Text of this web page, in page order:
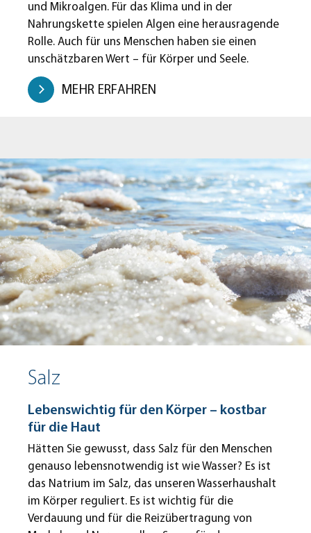
und Mikroalgen. Für das Klima und in der
Nahrungskette spielen Algen eine herausragende
Rolle. Auch für uns Menschen haben sie einen
unschätzbaren Wert – für Körper und Seele.
MEHR ERFAHREN
Salz
Lebenswichtig für den Körper – kostbar
für die Haut
Hätten Sie gewusst, dass Salz für den Menschen
genauso lebensnotwendig ist wie Wasser? Es ist
das Natrium im Salz, das unseren Wasserhaushalt
im Körper reguliert. Es ist wichtig für die
Verdauung und für die Reizübertragung von